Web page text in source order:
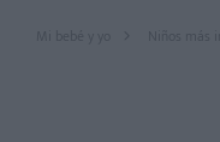
Mi bebé y yo Niños más